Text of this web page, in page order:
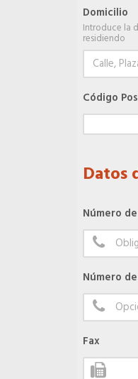
Seguro de vida
Tu CRM AC
Asesoramiento
Despachos y
Consulados
Internacional
Domicilio
Introduce la
residiendo
Código
Datos
Número
Número
Fax